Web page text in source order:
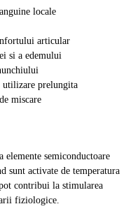
locale
articular
si a edemului
prelungita
miscare
elemente semiconductoare
sunt activate de temperatura
contribui la stimularea
fiziologice.